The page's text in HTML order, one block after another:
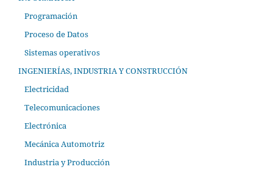
Programación
Proceso de Datos
Sistemas operativos
INGENIERÍAS, INDUSTRIA Y CONSTRUCCIÓN
Electricidad
Telecomunicaciones
Electrónica
Mecánica Automotriz
Industria y Producción